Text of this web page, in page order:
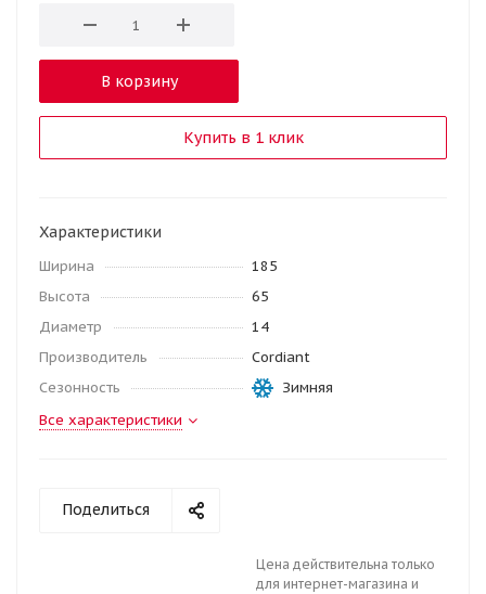
В корзину
Купить в 1 клик
Характеристики
Ширина
185
Высота
65
Диаметр
14
Производитель
Cordiant
Сезонность
Зимняя
Все характеристики
Поделиться
Цена действительна только
для интернет-магазина и